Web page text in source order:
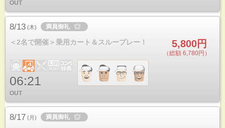
OUT
8/13 (木) 満員御礼
＜2名で開催＞乗用カート＆スループレー！ 5,800円
（総額 6,780円）
06:21
OUT
8/17 (月) 満員御礼